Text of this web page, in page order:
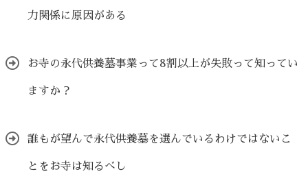
力関係に原因がある
お寺の永代供養墓事業って8割以上が失敗って知ってい
ますか？
誰もが望んで永代供養墓を選んでいるわけではないこ
とをお寺は知るべし